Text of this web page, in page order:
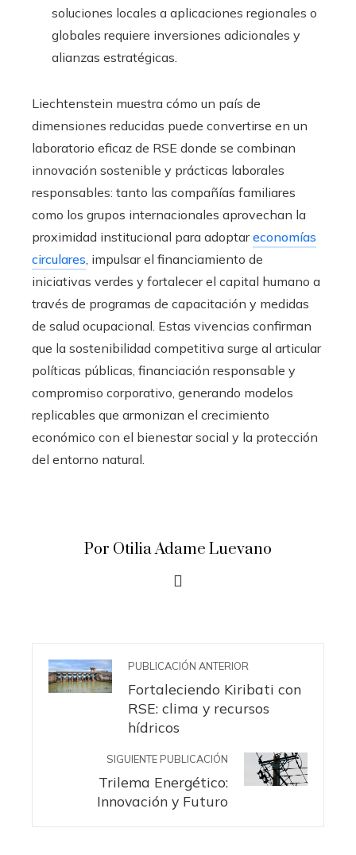
soluciones locales a aplicaciones regionales o
globales requiere inversiones adicionales y
alianzas estratégicas.
Liechtenstein muestra cómo un país de
dimensiones reducidas puede convertirse en un
laboratorio eficaz de RSE donde se combinan
innovación sostenible y prácticas laborales
responsables: tanto las compañías familiares
como los grupos internacionales aprovechan la
proximidad institucional para adoptareconomías
circulares, impulsar el financiamiento de
iniciativas verdes y fortalecer el capital humano a
través de programas de capacitación y medidas
de salud ocupacional. Estas vivencias confirman
que la sostenibilidad competitiva surge al articular
políticas públicas, financiación responsable y
compromiso corporativo, generando modelos
replicables que armonizan el crecimiento
económico con el bienestar social y la protección
del entorno natural.
Por Otilia Adame Luevano
PUBLICACIÓN ANTERIOR
Fortaleciendo Kiribati con
RSE: clima y recursos
hídricos
SIGUIENTE PUBLICACIÓN
Trilema Energético:
Innovación y Futuro